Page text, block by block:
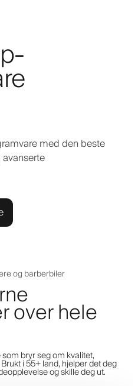
med den beste
og barberbiler
over hele
bryr seg om kvalitet,
i 55+ land, hjelper det deg
og skille deg ut.